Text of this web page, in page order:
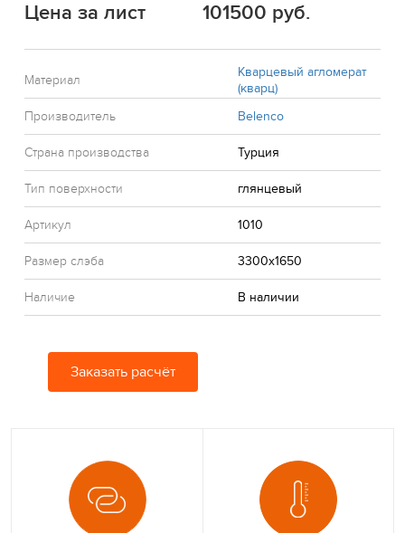
Цена за лист 101500 руб.
Материал
Кварцевый агломерат
(кварц)
Производитель
Belenco
Страна производства Турция
Тип поверхности глянцевый
Артикул 1010
Размер слэба 3300x1650
Наличие В наличии
Заказать расчёт